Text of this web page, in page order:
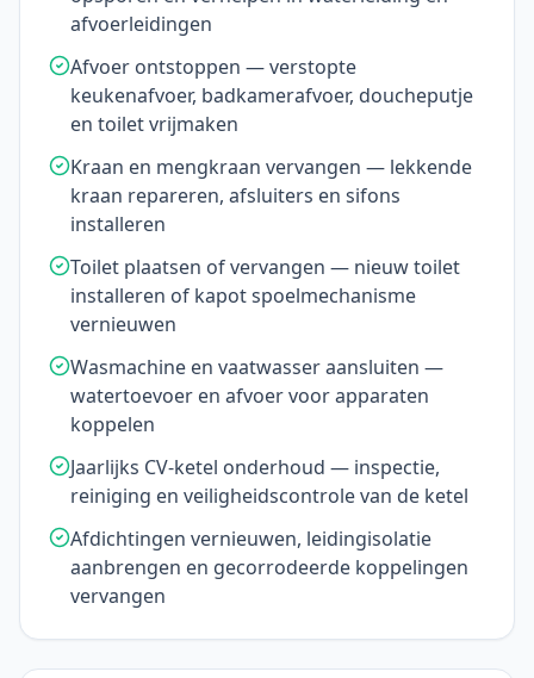
afvoerleidingen
Afvoer ontstoppen — verstopte
keukenafvoer, badkamerafvoer, doucheputje
en toilet vrijmaken
Kraan en mengkraan vervangen — lekkende
kraan repareren, afsluiters en sifons
installeren
Toilet plaatsen of vervangen — nieuw toilet
installeren of kapot spoelmechanisme
vernieuwen
Wasmachine en vaatwasser aansluiten —
watertoevoer en afvoer voor apparaten
koppelen
Jaarlijks CV-ketel onderhoud — inspectie,
reiniging en veiligheidscontrole van de ketel
Afdichtingen vernieuwen, leidingisolatie
aanbrengen en gecorrodeerde koppelingen
vervangen